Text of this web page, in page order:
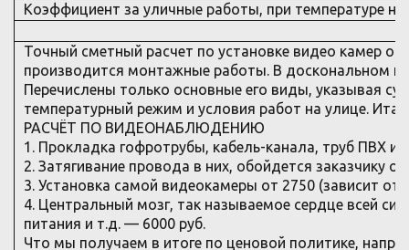
Коэффициент за уличные работы, при температуре
Точный сметный расчет по установке видео камер
производится монтажные работы. В доскональном
Перечислены только основные его виды, указывая
температурный режим и условия работ на улице.
РАСЧЁТ ПО ВИДЕОНАБЛЮДЕНИЮ
1. Прокладка гофротрубы, кабель-канала, труб ПВХ
2. Затягивание провода в них, обойдется заказчику от
3. Установка самой видеокамеры от 2750 (зависит
4. Центральный мозг, так называемое сердце всей
питания и т.д. — 6000 руб.
Что мы получаем в итоге по ценовой политике,